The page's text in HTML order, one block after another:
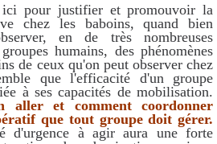
pour justifier et promouvoir la
chez les baboins, quand bien
en de très nombreuses
humains, des phénomènes
de ceux qu'on peut observer chez
que l'efficacité d'un groupe
à ses capacités de mobilisation.
aller et comment coordonner
que tout groupe doit gérer.
d'urgence à agir aura une forte